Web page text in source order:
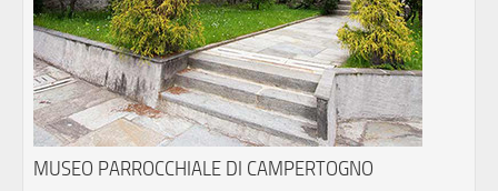
MUSEO PARROCCHIALE DI CAMPERTOGNO